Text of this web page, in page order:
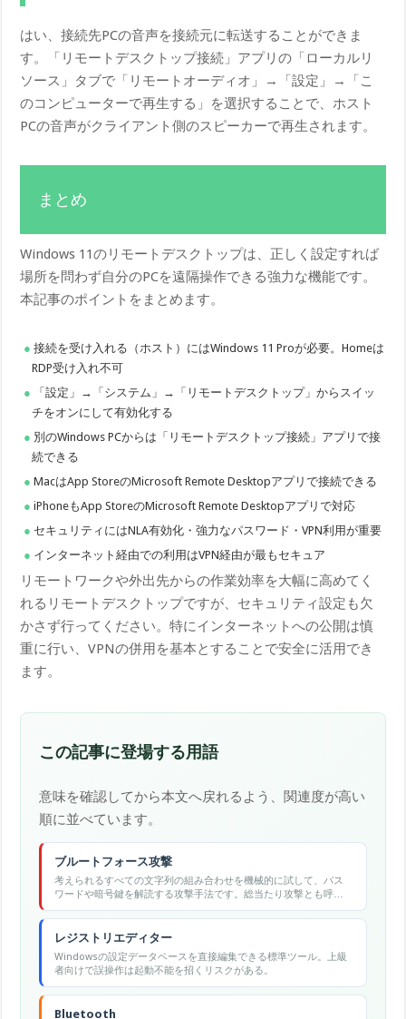
はい、接続先PCの音声を接続元に転送することができま
す。「リモートデスクトップ接続」アプリの「ローカルリ
ソース」タブで「リモートオーディオ」→「設定」→「こ
のコンピューターで再生する」を選択することで、ホスト
PCの音声がクライアント側のスピーカーで再生されます。
まとめ
Windows 11のリモートデスクトップは、正しく設定すれば
場所を問わず自分のPCを遠隔操作できる強力な機能です。
本記事のポイントをまとめます。
接続を受け入れる（ホスト）にはWindows 11 Proが必要。Homeは
RDP受け入れ不可
「設定」→「システム」→「リモートデスクトップ」からスイッ
チをオンにして有効化する
別のWindows PCからは「リモートデスクトップ接続」アプリで接
続できる
MacはApp StoreのMicrosoft Remote Desktopアプリで接続できる
iPhoneもApp StoreのMicrosoft Remote Desktopアプリで対応
セキュリティにはNLA有効化・強力なパスワード・VPN利用が重要
インターネット経由での利用はVPN経由が最もセキュア
リモートワークや外出先からの作業効率を大幅に高めてく
れるリモートデスクトップですが、セキュリティ設定も欠
かさず行ってください。特にインターネットへの公開は慎
重に行い、VPNの併用を基本とすることで安全に活用でき
ます。
この記事に登場する用語
意味を確認してから本文へ戻れるよう、関連度が高い
順に並べています。
ブルートフォース攻撃
考えられるすべての文字列の組み合わせを機械的に試して、パス
ワードや暗号鍵を解読する攻撃手法です。総当たり攻撃とも呼ば
れます。
レジストリエディター
Windowsの設定データベースを直接編集できる標準ツール。上級
者向けで誤操作は起動不能を招くリスクがある。
Bluetooth